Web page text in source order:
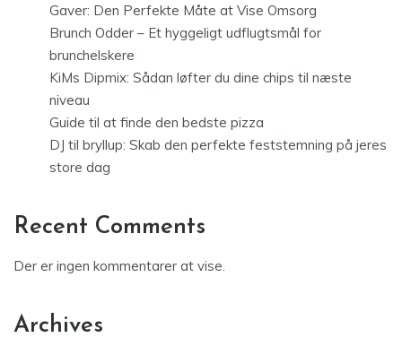
Gaver: Den Perfekte Måte at Vise Omsorg
Brunch Odder – Et hyggeligt udflugtsmål for
brunchelskere
KiMs Dipmix: Sådan løfter du dine chips til næste
niveau
Guide til at finde den bedste pizza
DJ til bryllup: Skab den perfekte feststemning på jeres
store dag
Recent Comments
Der er ingen kommentarer at vise.
Archives